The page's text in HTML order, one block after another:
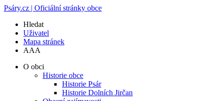
Psáry.cz | Oficiální stránky obce
Hledat
Uživatel
Mapa stránek
AAA
O obci
Historie obce
Historie Psár
Historie Dolních Jirčan